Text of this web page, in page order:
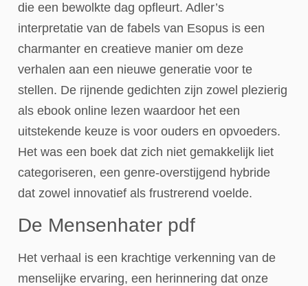
die een bewolkte dag opfleurt. Adler’s
interpretatie van de fabels van Esopus is een
charmanter en creatieve manier om deze
verhalen aan een nieuwe generatie voor te
stellen. De rijnende gedichten zijn zowel plezierig
als ebook online lezen waardoor het een
uitstekende keuze is voor ouders en opvoeders.
Het was een boek dat zich niet gemakkelijk liet
categoriseren, een genre-overstijgend hybride
dat zowel innovatief als frustrerend voelde.
De Mensenhater pdf
Het verhaal is een krachtige verkenning van de
menselijke ervaring, een herinnering dat onze